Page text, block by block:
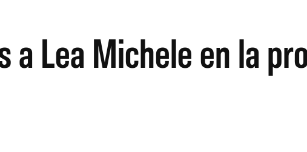
a Lea Michele en la